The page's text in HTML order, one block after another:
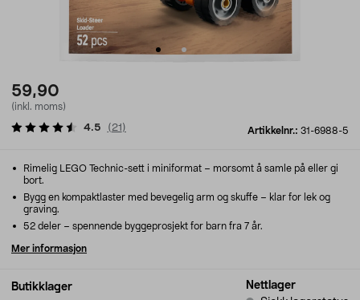
59,90
(inkl. moms)
Artikkelnr.: 31-6988-5
4.5 ( 21 )
Butikklager
Nettlager
Rimelig LEGO Technic-sett i miniformat – morsomt å samle på eller gi
bort.
Bygg en kompaktlaster med bevegelig arm og skuffe – klar for lek og
graving.
52 deler – spennende byggeprosjekt for barn fra 7 år.
Mer informasjon